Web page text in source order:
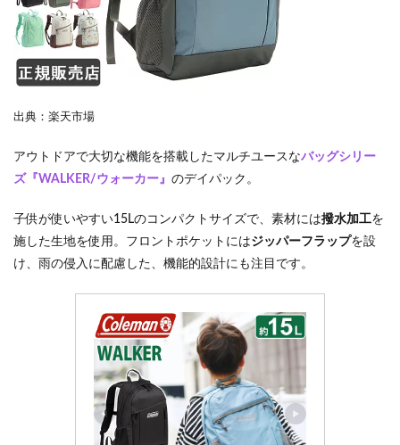
出典：楽天市場
アウトドアで大切な機能を搭載したマルチユースなバッグシリー
ズ『WALKER/ウォーカー』 のデイパック。
子供が使いやすい15Lのコンパクトサイズで、素材には撥水加工を
施した生地を使用。フロントポケットにはジッパーフラップを設
け、雨の侵入に配慮した、機能的設計にも注目です。